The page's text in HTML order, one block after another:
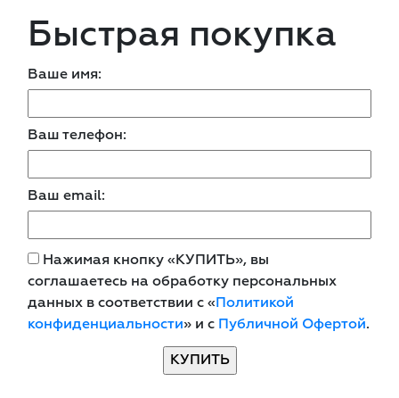
Быстрая покупка
Ваше имя:
Ваш телефон:
Ваш email:
Нажимая кнопку «КУПИТЬ», вы
соглашаетесь на обработку персональных
данных в соответствии с «Политикой
конфиденциальности» и с Публичной Офертой.